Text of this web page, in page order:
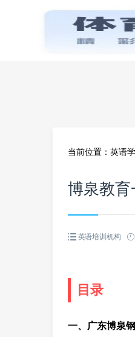
当前位置： 英语
博泉教
英语培训机构
目录
一、广东博泉